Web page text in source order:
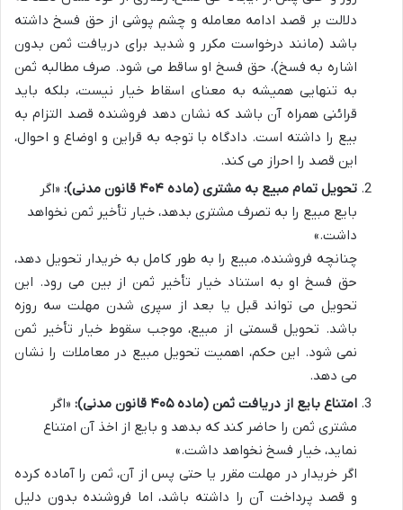
دلالت بر قصد ادامه معامله و چشم پوشی از حق فسخ داشته
باشد (مانند درخواست مکرر و شدید برای دریافت ثمن بدون
اشاره به فسخ)، حق فسخ او ساقط می شود. صرف مطالبه ثمن
به تنهایی همیشه به معنای اسقاط خیار نیست، بلکه باید
قرائنی همراه آن باشد که نشان دهد فروشنده قصد التزام به
بیع را داشته است. دادگاه با توجه به قراین و اوضاع و احوال،
این قصد را احراز می کند.
تحویل تمام مبیع به مشتری (ماده ۴۰۴ قانون مدنی):
«اگر
بایع مبیع را به تصرف مشتری بدهد، خیار تأخیر ثمن نخواهد
داشت.»
چنانچه فروشنده، مبیع را به طور کامل به خریدار تحویل دهد،
حق فسخ او به استناد خیار تأخیر ثمن از بین می رود. این
تحویل می تواند قبل یا بعد از سپری شدن مهلت سه روزه
باشد. تحویل قسمتی از مبیع، موجب سقوط خیار تأخیر ثمن
نمی شود. این حکم، اهمیت تحویل مبیع در معاملات را نشان
می دهد.
امتناع بایع از دریافت ثمن (ماده ۴۰۵ قانون مدنی):
«اگر
مشتری ثمن را حاضر کند که بدهد و بایع از اخذ آن امتناع
نماید، خیار فسخ نخواهد داشت.»
اگر خریدار در مهلت مقرر یا حتی پس از آن، ثمن را آماده کرده
و قصد پرداخت آن را داشته باشد، اما فروشنده بدون دلیل